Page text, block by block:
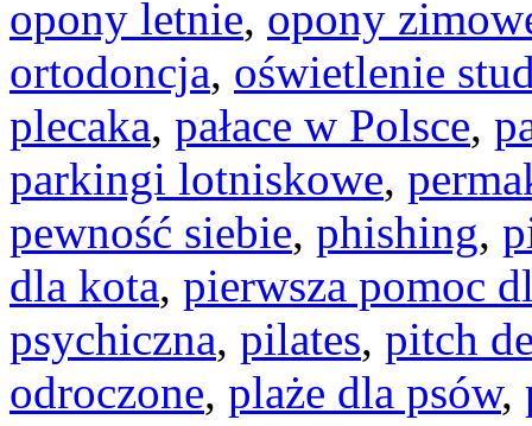
opony letnie, opony
ortodoncja, oświetlenie
plecaka, pałace w Polsce,
parkingi lotniskowe,
pewność siebie, phishing,
dla kota, pierwsza pomoc
psychiczna, pilates, pitch
odroczone, plaże dla psów,